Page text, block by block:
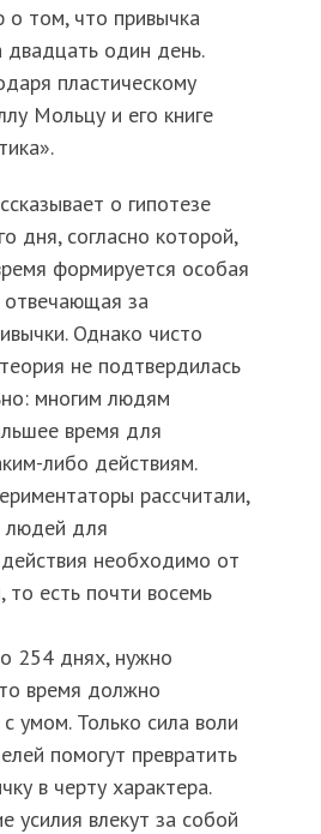
о том, что привычка
двадцать один день.
пластическому
Мольцу и его книге
о гипотезе
дня, согласно которой,
формируется особая
отвечающая за
Однако чисто
не подтвердилась
многим людям
время для
либо действиям.
рассчитали,
людей для
необходимо от
есть почти восемь
254 днях, нужно
время должно
с умом. Только сила воли
помогут превратить
в черту характера.
усилия влекут за собой